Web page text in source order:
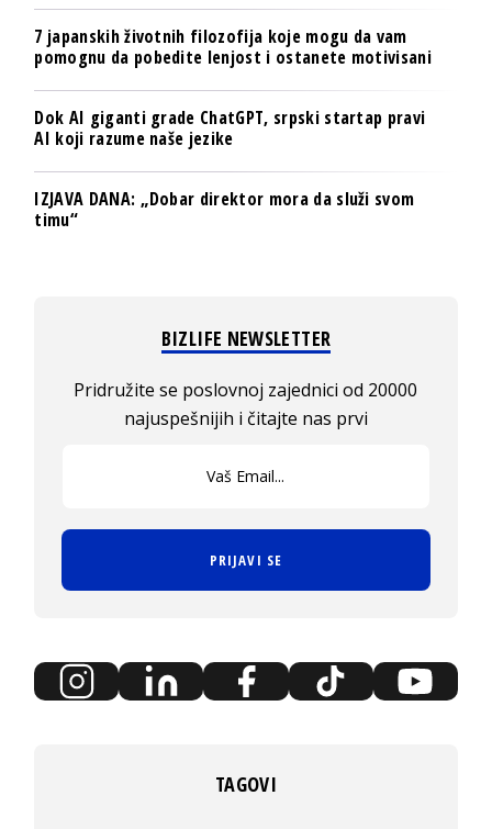
7 japanskih životnih filozofija koje mogu da vam
pomognu da pobedite lenjost i ostanete motivisani
Dok AI giganti grade ChatGPT, srpski startap pravi
AI koji razume naše jezike
IZJAVA DANA: „Dobar direktor mora da služi svom
timu“
BIZLIFE NEWSLETTER
Pridružite se poslovnoj zajednici od 20000
najuspešnijih i čitajte nas prvi
PRIJAVI SE
TAGOVI